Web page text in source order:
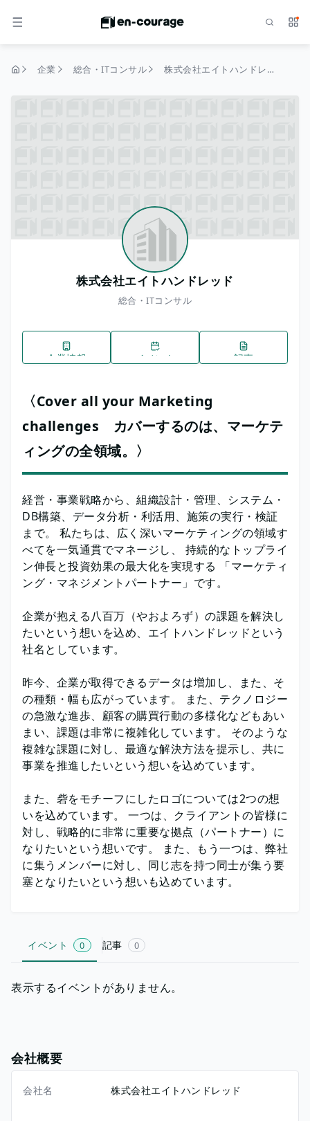
メニュー サ
企業 総合・ITコンサル 株式会社エイトハンドレッド
株式会社エイトハンドレッド
総合・ITコンサル
企業情報 イベント 記事
〈Cover all your Marketing
challenges カバーするのは、マーケテ
ィングの全領域。〉
経営・事業戦略から、組織設計・管理、システム・
DB構築、データ分析・利活用、施策の実行・検証
まで。 私たちは、広く深いマーケティングの領域す
べてを一気通貫でマネージし、 持続的なトップライ
ン伸長と投資効果の最大化を実現する 「マーケティ
ング・マネジメントパートナー」です。
企業が抱える八百万（やおよろず）の課題を解決し
たいという想いを込め、エイトハンドレッドという
社名としています。
昨今、企業が取得できるデータは増加し、また、そ
の種類・幅も広がっています。 また、テクノロジー
の急激な進歩、顧客の購買行動の多様化などもあい
まい、課題は非常に複雑化しています。 そのような
複雑な課題に対し、最適な解決方法を提示し、共に
事業を推進したいという想いを込めています。
また、砦をモチーフにしたロゴについては2つの想
いを込めています。 一つは、クライアントの皆様に
対し、戦略的に非常に重要な拠点（パートナー）に
なりたいという想いです。 また、もう一つは、弊社
に集うメンバーに対し、同じ志を持つ同士が集う要
塞となりたいという想いも込めています。
イベント 0 記事 0
表示するイベントがありません。
会社概要
会社名 株式会社エイトハンドレッド